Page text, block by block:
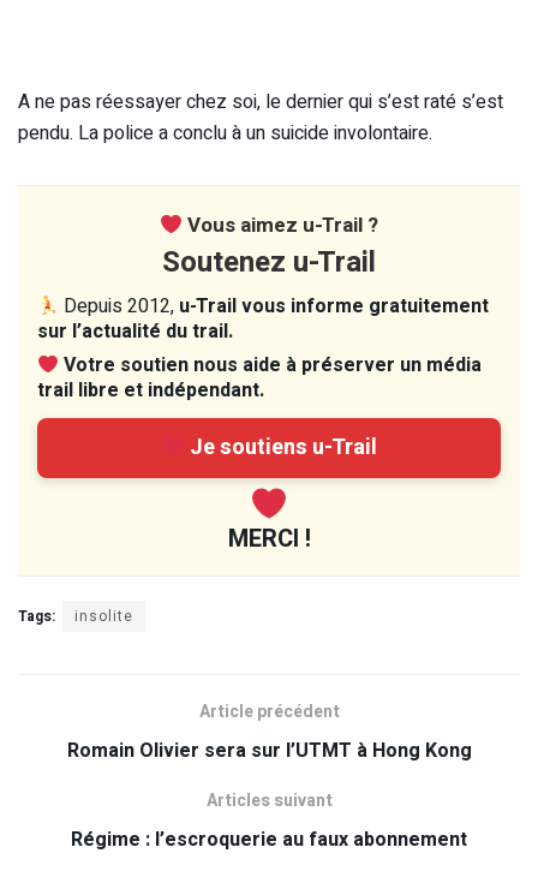
A ne pas réessayer chez soi, le dernier qui s’est raté s’est
pendu. La police a conclu à un suicide involontaire.
Vous aimez u-Trail ?
Soutenez u-Trail
Depuis 2012, u-Trail vous informe gratuitement
sur l’actualité du trail.
Votre soutien nous aide à préserver un média
trail libre et indépendant.
Je soutiens u-Trail
MERCI !
Tags: insolite
Article précédent
Romain Olivier sera sur l’UTMT à Hong Kong
Articles suivant
Régime : l’escroquerie au faux abonnement